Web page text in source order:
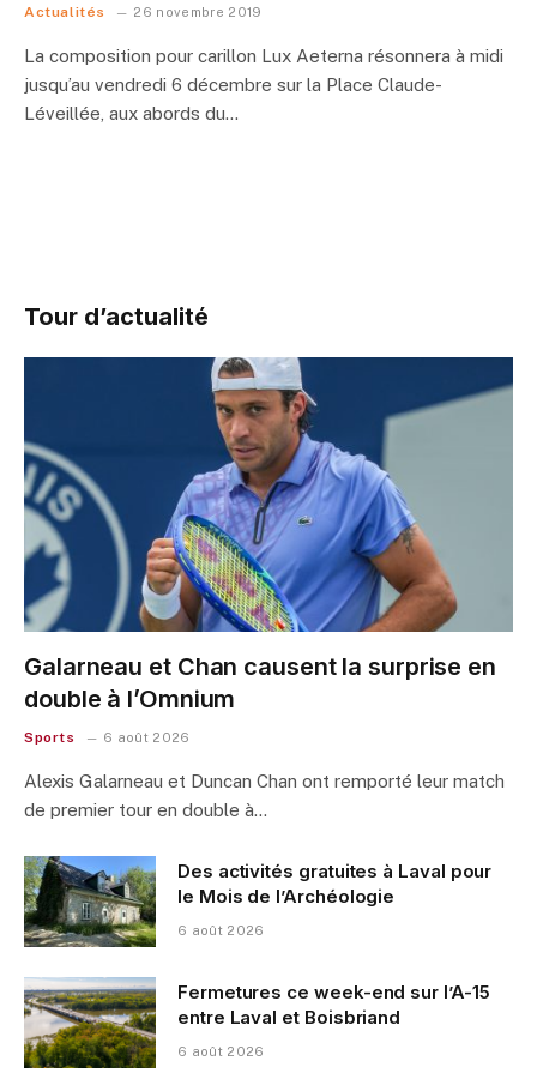
Actualités 26 novembre 2019
La composition pour carillon Lux Aeterna résonnera à midi
jusqu’au vendredi 6 décembre sur la Place Claude-
Léveillée, aux abords du…
Tour d’actualité
Galarneau et Chan causent la surprise en
double à l’Omnium
Sports 6 août 2026
Alexis Galarneau et Duncan Chan ont remporté leur match
de premier tour en double à…
Des activités gratuites à Laval pour
le Mois de l’Archéologie
6 août 2026
Fermetures ce week-end sur l’A-15
entre Laval et Boisbriand
6 août 2026